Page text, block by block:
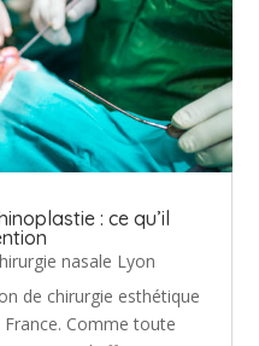
: ce qu’il
nasale Lyon
de chirurgie esthétique
Comme toute